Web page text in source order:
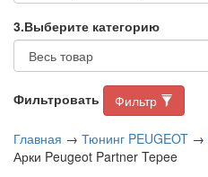
3.Выберите категорию
Фильтровать Фильтр
Главная → Тюнинг PEUGEOT →
Арки Peugeot Partner Tepee